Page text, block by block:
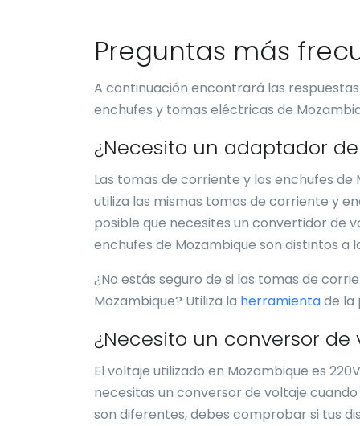
Preguntas más
A continuación encontrará las
enchufes y tomas eléctricas de
¿Necesito un adaptador
Las tomas de corriente y los enchufes de
utiliza las mismas tomas de corriente y
posible que necesites un convertidor de
enchufes de Mozambique son distintos a
¿No estás seguro de si las tomas de
Mozambique? Utiliza la herramientade la
¿Necesito un conversor
El voltaje utilizado en Mozambique es
necesitas un conversor de voltaje
son diferentes, debes comprobar si tus